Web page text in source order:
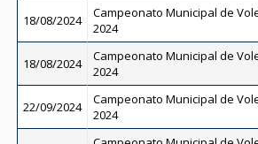
18/08/2024
Campeonato Municipal de
2024
18/08/2024
Campeonato Municipal de
2024
22/09/2024
Campeonato Municipal de
2024